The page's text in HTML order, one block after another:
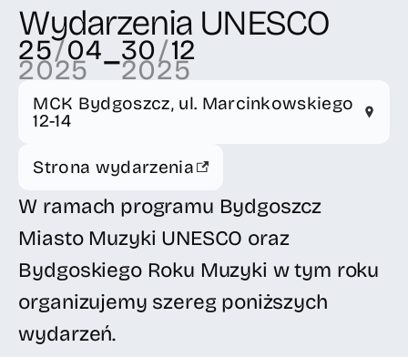
Wydarzenia UNESCO
25/04
2025 –30/12
2025
MCK Bydgoszcz, ul. Marcinkowskiego
12-14
Strona wydarzenia
W ramach programu Bydgoszcz
Miasto Muzyki UNESCO oraz
Bydgoskiego Roku Muzyki w tym roku
organizujemy szereg poniższych
wydarzeń.